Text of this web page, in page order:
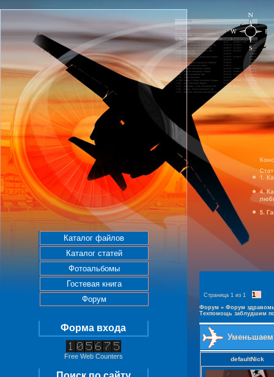
Каталог файлов
Каталог статей
Фотоальбомы
Гостевая книга
Форум
Форма входа
Free Web Counters
Страница 1 из 1 1
Форум » Форум
Техпомощь заблудшим
Уменьшаем
defaultNick